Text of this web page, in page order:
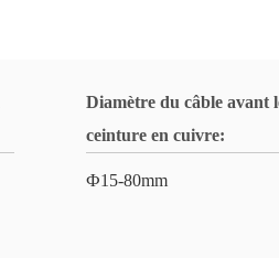
Diamètre du câble avant
ceinture en cuivre:
Ф15-80mm